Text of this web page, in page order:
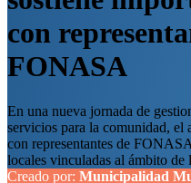
con
FONASA
En una nueva jornada de
servicios para la comunidad, el
con representantes de
locales vinculadas al ámbito de
Creado por: Municipalidad